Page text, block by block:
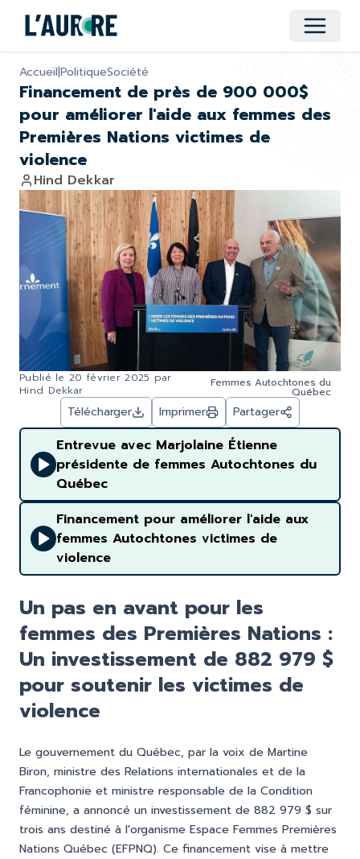
Ouvrir
Accueil|PolitiqueSociété
Financement de près de 900 000$
pour améliorer l'aide aux femmes des
Premières Nations victimes de
violence
Hind Dekkar
Publié le 20 février 2025 par
Hind Dekkar
Femmes Autochtones du
Québec
Télécharger Imprimer Partager
Entrevue avec Marjolaine Étienne
présidente de femmes Autochtones du
Québec
Financement pour améliorer l'aide aux
femmes Autochtones victimes de
violence
Un pas en avant pour les
femmes des Premières Nations :
Un investissement de 882 979 $
pour soutenir les victimes de
violence
Le gouvernement du Québec, par la voix de Martine
Biron, ministre des Relations internationales et de la
Francophonie et ministre responsable de la Condition
féminine, a annoncé un investissement de 882 979 $ sur
trois ans destiné à l'organisme Espace Femmes Premières
Nations Québec (EFPNQ). Ce financement vise à mettre